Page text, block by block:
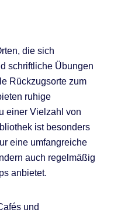
die sich
schriftliche Übungen
Rückzugsorte zum
ruhige
einer Vielzahl von
ist besonders
eine umfangreiche
auch regelmäßig
anbietet.
und